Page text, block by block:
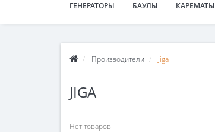
ГЕНЕРАТОРЫ БАУЛЫ КАРЕМАТЫ
Производители Jiga
JIGA
Нет товаров